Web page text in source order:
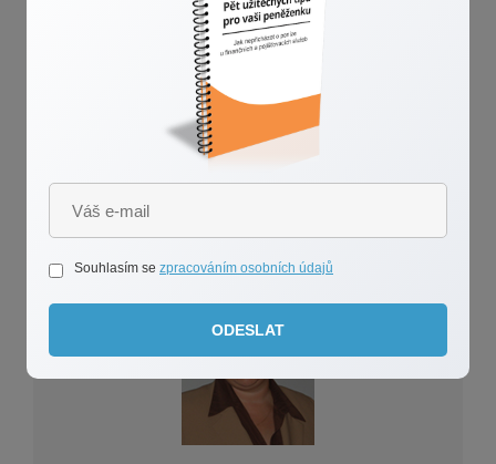
existují a jak se v nich orientovat. Je velmi pravděpodobné,
že tyto informace Vám pomohou vydělat peníze navíc.
Romana Polášková
Souhlasím se zpracováním osobních údajů
ODESLAT